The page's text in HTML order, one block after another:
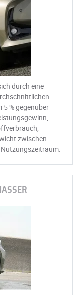
durch eine
5 % gegenüber
zwischen